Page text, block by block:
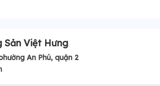
Sản Việt Hưng
An Phú, quận 2